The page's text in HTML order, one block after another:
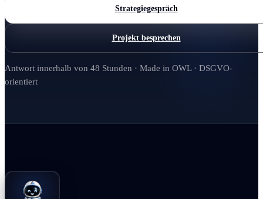
Strategiegespräch
Projekt besprechen
Antwort innerhalb von 48 Stunden · Made in OWL · DSGVO-
orientiert